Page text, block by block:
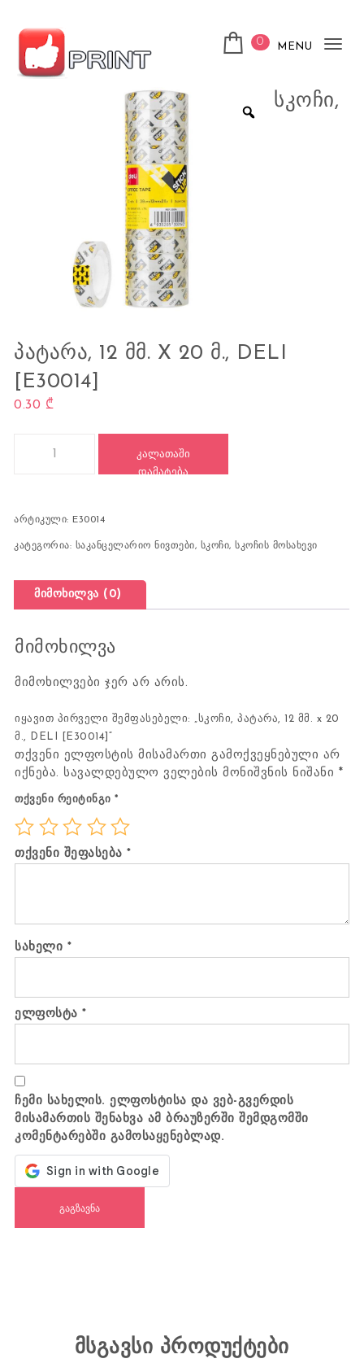
0 MENU
ᲡᲙᲝᲩᲘ,
ᲞᲐᲢᲐᲠᲐ, 12 ᲛᲛ. X 20 Მ., DELI
[E30014]
0.30 ₾
ᲙᲐᲚᲐᲗᲐᲨᲘ
ᲓᲐᲛᲐᲢᲔᲑᲐ
არტიკული: E30014
კატეგორია: საკანცელარიო ნივთები, სკოჩი, სკოჩის მოსახევი
მიმოხილვა (0)
მიმოხილვა
მიმოხილვები ჯერ არ არის.
იყავით პირველი შემფასებელი: „სკოჩი, პატარა, 12 მმ. x 20
მ., DELI [E30014]“
თქვენი ელფოსტის მისამართი გამოქვეყნებული არ
იქნება. სავალდებულო ველების მონიშვნის ნიშანი *
თქვენი რეიტინგი*
თქვენი შეფასება*
სახელი *
ელფოსტა*
ჩემი სახელის. ელფოსტისა და ვებ-გვერდის
მისამართის შენახვა ამ ბრაუზერში შემდგომში
კომენტარებში გამოსაყენებლად.
მსგავსი პროდუქტები